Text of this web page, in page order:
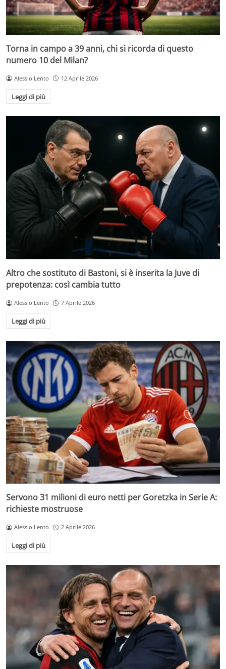
Torna in campo a 39 anni, chi si ricorda di questo
numero 10 del Milan?
Alessio Lento 12 Aprile 2026
Leggi di più
Altro che sostituto di Bastoni, si è inserita la Juve di
prepotenza: così cambia tutto
Alessio Lento 7 Aprile 2026
Leggi di più
Servono 31 milioni di euro netti per Goretzka in Serie A:
richieste mostruose
Alessio Lento 2 Aprile 2026
Leggi di più